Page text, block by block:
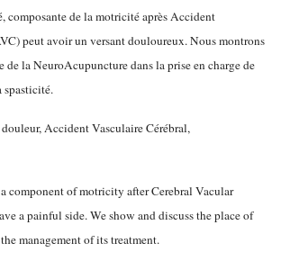
composante de la motricité après Accident
peut avoir un versant douloureux. Nous montrons
de la NeuroAcupuncture dans la prise en charge de
spasticité.
Accident Vasculaire Cérébral,
component of motricity after Cerebral Vacular
a painful side. We show and discuss the place of
management of its treatment.